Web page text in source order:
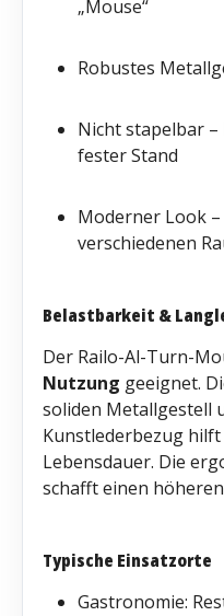
„Mouse“
Robustes
Nicht stapelbar
fester Stand
Moderner Look
verschiedenen
Belastbarkeit &
Der Railo-Al-Turn-
Nutzung geeignet.
soliden Metallgestell
Kunstlederbezug
Lebensdauer. Die
schafft einen
Typische Einsatzorte
Gastronomie: